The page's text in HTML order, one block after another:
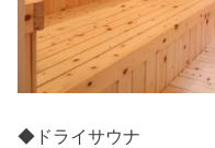
◆ドライサウナ